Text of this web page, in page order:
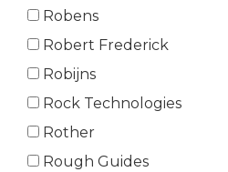
Robens
Robert Frederick
Robijns
Rock Technologies
Rother
Rough Guides